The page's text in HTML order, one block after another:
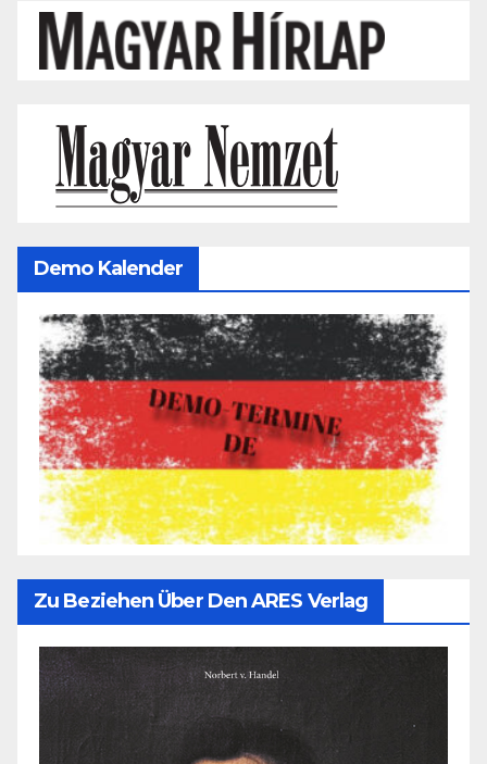
Demo Kalender
Zu Beziehen Über Den ARES Verlag